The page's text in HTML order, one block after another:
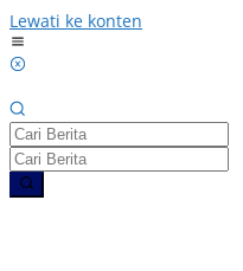
Lewati ke konten